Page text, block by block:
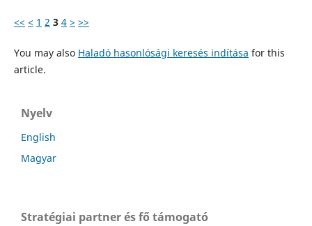
<< < 1 2 3 4 > >>
You may also Haladó hasonlósági keresés indítása for this
article.
Nyelv
English
Magyar
Stratégiai partner és fő támogató